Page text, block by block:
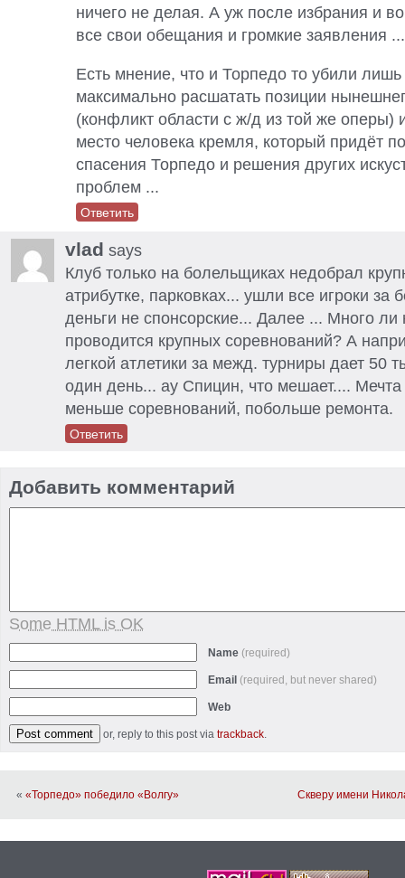
ничего не делая. А уж после избрания и
все свои обещания и громкие заявления ...
Есть мнение, что и Торпедо то убили
максимально расшатать позиции
(конфликт области с ж/д из той же оперы)
место человека кремля, который придёт
спасения Торпедо и решения других
проблем ...
Ответить
vlad says
Клуб только на болельщиках недобрал
атрибутке, парковках... ушли все игроки за
деньги не спонсорские... Далее ... Много ли
проводится крупных соревнований? А
легкой атлетики за межд. турниры дает 50
один день... ау Спицин, что мешает....
меньше соревнований, побольше ремонта.
Ответить
Добавить комментарий
Some HTML is OK
Name (required)
Email (required, but never shared)
Web
or, reply to this post via trackback.
« «Торпедо» победило «Волгу» Скверу имени